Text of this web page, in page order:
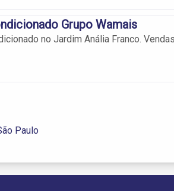
Grupo Wamais
no Jardim Anália Franco.
Paulo